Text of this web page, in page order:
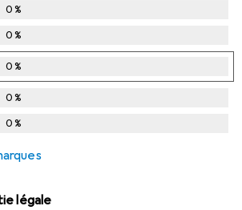
0%
0%
0%
0%
0%
légale